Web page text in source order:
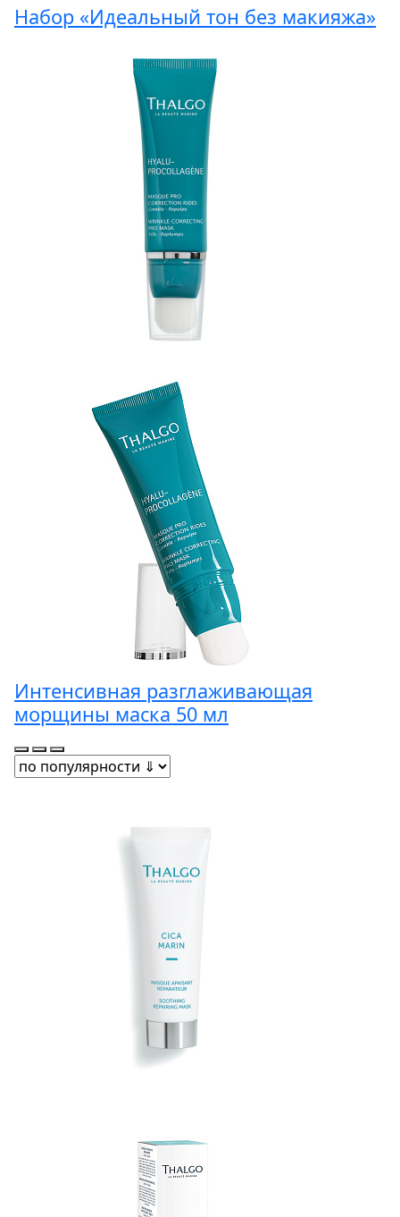
Набор «Идеальный тон без макияжа»
Интенсивная разглаживающая
морщины маска 50 мл